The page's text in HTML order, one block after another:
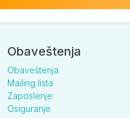
Obaveštenja
Obaveštenja
Mailing lista
Zaposlenje
Osiguranje